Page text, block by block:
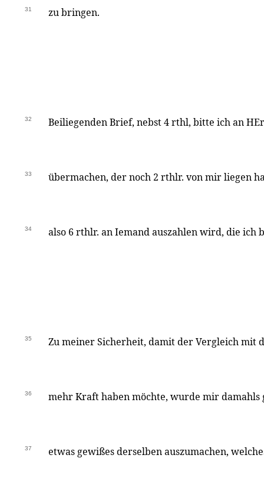
31 zu bringen.
32 Beiliegenden Brief, nebst 4 rthl, bitte ich an
33 übermachen, der noch 2 rthlr. von mir liegen
34 also 6 rthlr. an Iemand auszahlen wird, die ich
35 Zu meiner Sicherheit, damit der Vergleich mit
36 mehr Kraft haben möchte, wurde mir
37 etwas gewißes derselben auszumachen,